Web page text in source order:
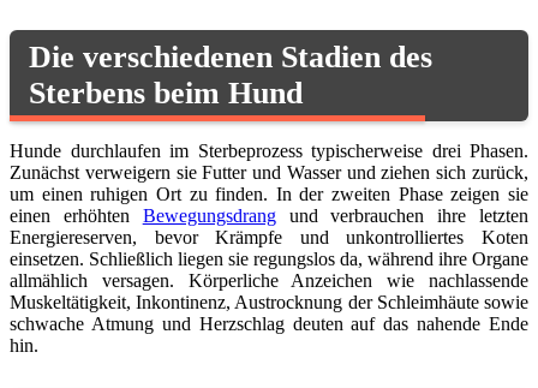
Die verschiedenen Stadien des
Sterbens beim Hund
Hunde durchlaufen im Sterbeprozess typischerweise drei Phasen.
Zunächst verweigern sie Futter und Wasser und ziehen sich zurück,
um einen ruhigen Ort zu finden. In der zweiten Phase zeigen sie
einen erhöhten Bewegungsdrangund verbrauchen ihre letzten
Energiereserven, bevor Krämpfe und unkontrolliertes Koten
einsetzen. Schließlich liegen sie regungslos da, während ihre Organe
allmählich versagen. Körperliche Anzeichen wie nachlassende
Muskeltätigkeit, Inkontinenz, Austrocknung der Schleimhäute sowie
schwache Atmung und Herzschlag deuten auf das nahende Ende
hin.